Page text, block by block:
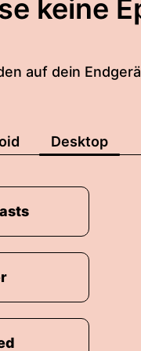
keine
auf dein
Desktop